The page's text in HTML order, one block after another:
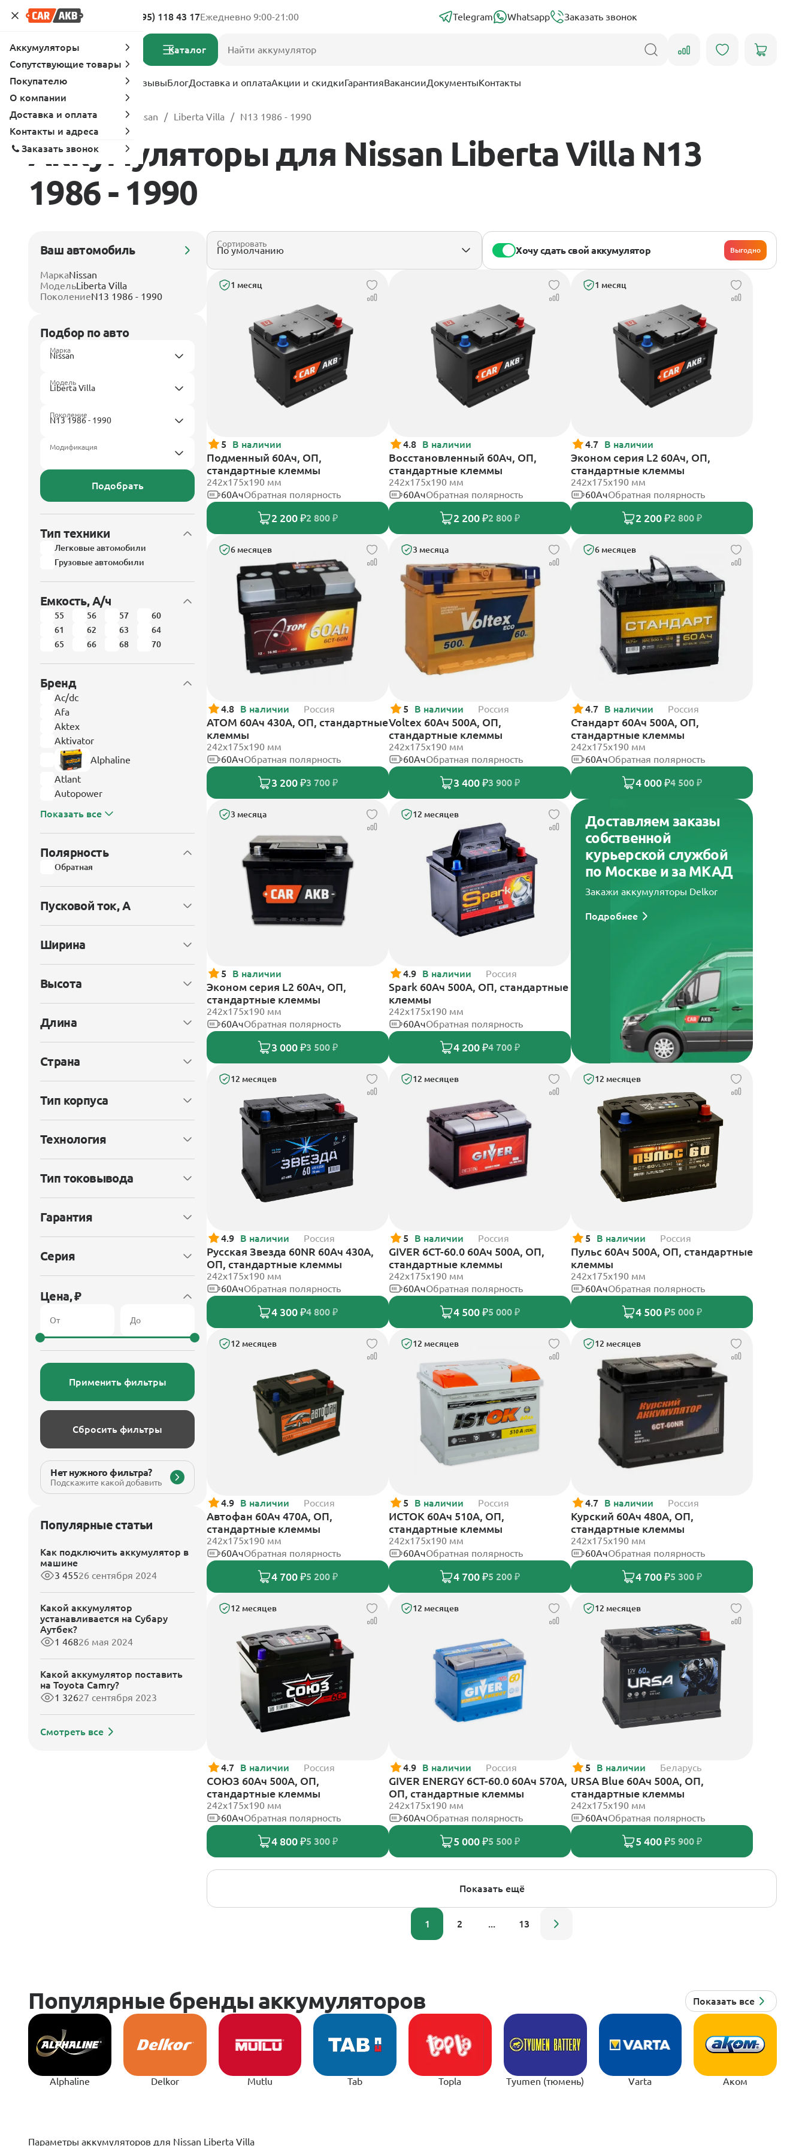
Адреса магазинов 8 (495) 118 43 17Ежедневно 9:00-21:00 Telegram Whatsapp Заказать звонок
Каталог
Услуги Вопрос-ответ ОтзывыБлогДоставка и оплатаАкции и скидкиГарантияВакансииДокументыКонтакты
Главная Каталог Nissan Liberta Villa N13 1986 - 1990
Аккумуляторы для Nissan Liberta Villa N13
1986 - 1990
Ваш автомобиль
МаркаNissan
МодельLiberta Villa
ПоколениеN13 1986 - 1990
Подбор по авто
Марка
Модель
Поколение
Модификация
Подобрать
Тип техники
Легковые автомобили
Грузовые автомобили
Емкость, А/ч
55 56 57
60
61
62 63
64
65
66 68 70
Бренд
Ac/dc
Afa
Aktex
Aktivator
Alphaline
Atlant
Autopower
Показать все
Полярность
Обратная
Пусковой ток, А
Ширина
Высота
Длина
Страна
Тип корпуса
Технология
Тип токовывода
Гарантия
Серия
Цена, ₽
Применить фильтры
Сбросить фильтры
Нет нужного фильтра?
Подскажите какой добавить
Популярные статьи
Как подключить аккумулятор в
машине
3 45526 сентября 2024
Какой аккумулятор
устанавливается на Субару
Аутбек?
1 46826 мая 2024
Какой аккумулятор поставить
на Toyota Camry?
1 32627 сентября 2023
Смотреть все
Сортировать
Хочу сдать свой аккумулятор Выгодно
1 месяц
5 В наличии
Подменный 60Ач, ОП,
стандартные клеммы
242х175х190 мм
60АчОбратная полярность
2 200 ₽2 800 ₽
4.8 В наличии
Восстановленный 60Ач, ОП,
стандартные клеммы
242х175х190 мм
60АчОбратная полярность
2 200 ₽2 800 ₽
1 месяц
4.7 В наличии
Эконом серия L2 60Ач, ОП,
стандартные клеммы
242х175х190 мм
60АчОбратная полярность
2 200 ₽2 800 ₽
6 месяцев
4.8 В наличии Россия
АТОМ 60Ач 430А, ОП, стандартные
клеммы
242х175х190 мм
60АчОбратная полярность
3 200 ₽3 700 ₽
3 месяца
5 В наличии Россия
Voltex 60Ач 500А, ОП,
стандартные клеммы
242х175х190 мм
60АчОбратная полярность
3 400 ₽3 900 ₽
6 месяцев
4.7 В наличии Россия
Стандарт 60Ач 500А, ОП,
стандартные клеммы
242x175x190 мм
60АчОбратная полярность
4 000 ₽4 500 ₽
3 месяца
5 В наличии
Эконом серия L2 60Ач, ОП,
стандартные клеммы
242х175х190 мм
60АчОбратная полярность
3 000 ₽3 500 ₽
12 месяцев
4.9 В наличии Россия
Spark 60Ач 500А, ОП, стандартные
клеммы
242х175х190 мм
60АчОбратная полярность
4 200 ₽4 700 ₽
Доставляем заказы
собственной
курьерской службой
по Москве и за МКАД
Закажи аккумуляторы Delkor
Подробнее
12 месяцев
4.9 В наличии Россия
Русская Звезда 60NR 60Ач 430А,
ОП, стандартные клеммы
242x175x190 мм
60АчОбратная полярность
4 300 ₽4 800 ₽
12 месяцев
5 В наличии Россия
GIVER 6СТ-60.0 60Ач 500А, ОП,
стандартные клеммы
242х175х190 мм
60АчОбратная полярность
4 500 ₽5 000 ₽
12 месяцев
5 В наличии Россия
Пульс 60Ач 500А, ОП, стандартные
клеммы
242x175x190 мм
60АчОбратная полярность
4 500 ₽5 000 ₽
12 месяцев
4.9 В наличии Россия
Автофан 60Ач 470А, ОП,
стандартные клеммы
242х175х190 мм
60АчОбратная полярность
4 700 ₽5 200 ₽
12 месяцев
5 В наличии Россия
ИСТОК 60Ач 510А, ОП,
стандартные клеммы
242x175x190 мм
60АчОбратная полярность
4 700 ₽5 200 ₽
12 месяцев
4.7 В наличии Россия
Курский 60Ач 480А, ОП,
стандартные клеммы
242x175x190 мм
60АчОбратная полярность
4 700 ₽5 300 ₽
12 месяцев
4.7 В наличии Россия
СОЮЗ 60Ач 500А, ОП,
стандартные клеммы
242x175x190 мм
60АчОбратная полярность
4 800 ₽5 300 ₽
12 месяцев
4.9 В наличии Россия
GIVER ENERGY 6СТ-60.0 60Ач 570А,
ОП, стандартные клеммы
242х175х190 мм
60АчОбратная полярность
5 000 ₽5 500 ₽
12 месяцев
5 В наличии Беларусь
URSA Blue 60Ач 500А, ОП,
стандартные клеммы
242х175х190 мм
60АчОбратная полярность
5 400 ₽5 900 ₽
Показать ещё
1 2 ... 13
Alphaline Delkor Mutlu Tab Topla Tyumen (тюмень) Varta Аком
­­­­Параметры аккумуляторов для Nissan Liberta Villa
Аккумуляторы
Сопутствующие товары
Покупателю
О компании
Доставка и оплата
Контакты и адреса
Заказать звонок